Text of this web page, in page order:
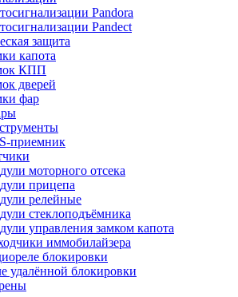
Pandora
Pandect
защита
капота
КПП
дверей
фар
приемник
моторного отсека
прицепа
релейные
стеклоподъёмника
управления замком капота
иммобилайзера
блокировки
удалённой блокировки